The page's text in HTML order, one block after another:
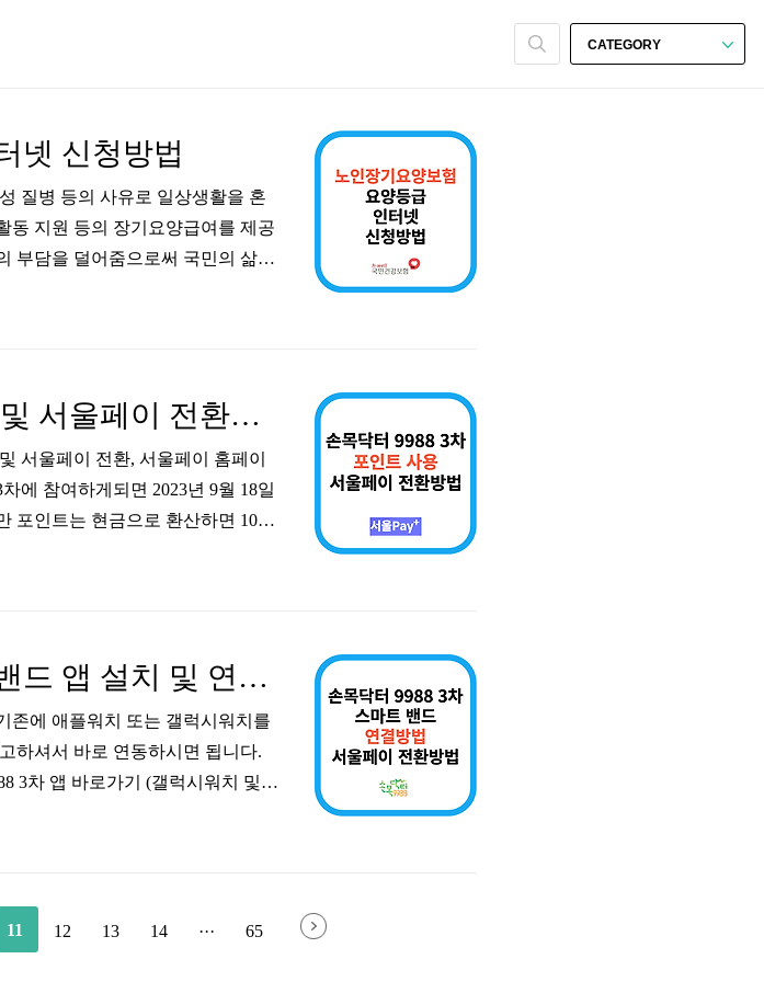
CATEGORY
넷 신청방법
질병 등의 사유로 일상생활을 혼
동 지원 등의 장기요양급여를 제공
부담을 덜어줌으로써 국민의 삶의
니다. 신청 자격 확인 노인장기요
강 상태에 따라 필요한 요양 서비
손목닥터 9988 3차 포인트 사용 및 서울페이 전환방법
서울페이 전환, 서울페이 홈페이
에 참여하게되면 2023년 9월 18일
포인트는 현금으로 환산하면 10만
스케어 매니저 상담서비스를 계
..
손목닥터 9988 3차 스마트워치 밴드 앱 설치 및 연동 방법
존에 애플워치 또는 갤럭시워치를
하셔서 바로 연동하시면 됩니다.
3차 앱 바로가기 (갤럭시워치 및
9988 앱을 설치해 보겠습니다. 아
'손목닥터 9988 2.0' 앱 다운로드
11 12 13 14 ··· 65